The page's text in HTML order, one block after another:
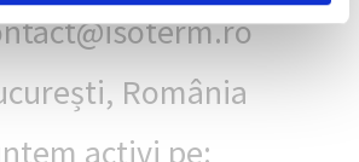
România
activi pe: